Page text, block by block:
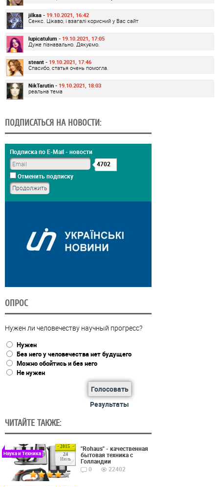
jilkaa - 19.10.2021, 16:42
Сенкс. Цікаво, і взагалі корисний у Вас сайт
lupicatulum - 19.10.2021, 17:05
Дуже пізнавально. Дякуємо.
steant - 19.10.2021, 17:46
Спасибо, статья очень помогла.
NikTarutin - 19.10.2021, 18:03
реальна тема
ПОДПИСАТЬСЯ НА НОВОСТИ:
Подписка по E-Mail - новости
4702
Отменить подписку
ОПРОС
Нужен ли человечеству научный прогресс?
Нужен
Без него у человечества нет будущего
Можно обойтись и без него
Не нужен
Голосовать
Результаты
ЧИТАЙТЕ ТАКЖЕ:
2015
24
Июль
Наука и Техника
"Rohaus" - качественная
бытовая техника с
Голландии
0
22402